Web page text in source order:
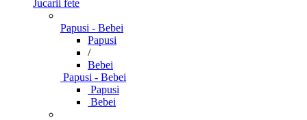
Jucarii fete
Papusi - Bebei
Papusi
/
Bebei
Papusi - Bebei
Papusi
Bebei